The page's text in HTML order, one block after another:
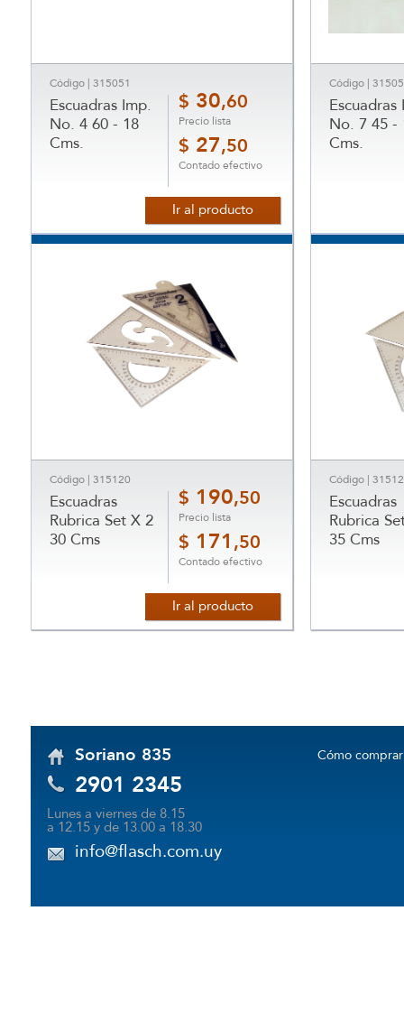
Código | 315051
Escuadras Imp.
No. 4 60 - 18
Cms.
$ 30,60
Precio lista
$ 27,50
Contado efectivo
Ir al producto
Código |
Escuadras
No. 7 45 -
Cms.
Código | 315120
Escuadras
Rubrica Set X 2
30 Cms
$ 190,50
Precio lista
$ 171 ,50
Contado efectivo
Ir al producto
Código |
Escuadras
Rubrica
35 Cms
Cómo comprar
Soriano 835
2901 2345
Lunes a viernes de 8.15
a 12.15 y de 13.00 a 18.30
info@flasch.com.uy